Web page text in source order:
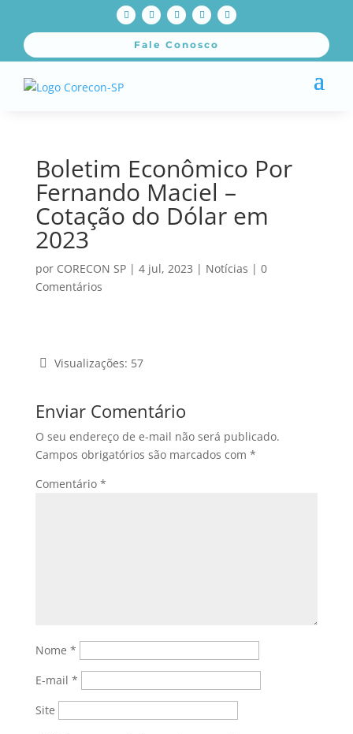
Fale Conosco
Boletim Econômico Por
Fernando Maciel –
Cotação do Dólar em
2023
por CORECON SP| 4 jul, 2023 | Notícias | 0
Comentários
Visualizações: 57
Enviar Comentário
O seu endereço de e-mail não será publicado.
Campos obrigatórios são marcados com *
Comentário *
Nome *
E-mail *
Site